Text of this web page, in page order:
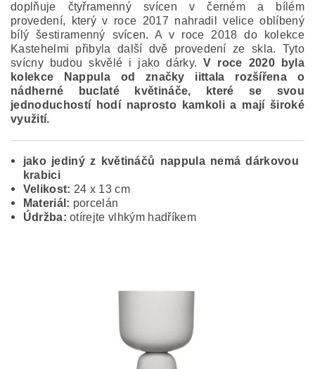
doplňuje čtyřramenný svícen v černém a bílém
provedení, který v roce 2017 nahradil velice oblíbený
bílý šestiramenný svícen. A v roce 2018 do kolekce
Kastehelmi přibyla další dvě provedení ze skla. Tyto
svícny budou skvělé i jako dárky.V roce 2020 byla
kolekce Nappula od značky iittala rozšířena o
nádherné buclaté květináče, které se svou
jednoduchostí hodí naprosto kamkoli a mají široké
využití.
jako jediný z květináčů nappula nemá dárkovou
krabici
Velikost: 24 x 13 cm
Materiál: porcelán
Údržba: otírejte vlhkým hadříkem